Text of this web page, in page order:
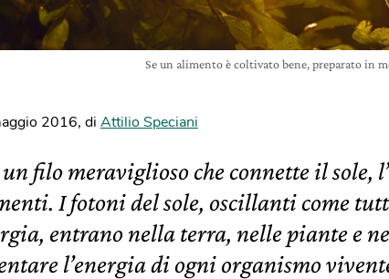
Se un alimento è coltivato bene, preparato in
2016, di Attilio Speciani
un filo meraviglioso che connette il sole,
I fotoni del sole, oscillanti come
entrano nella terra, nelle piante e
l’energia di ogni organismo